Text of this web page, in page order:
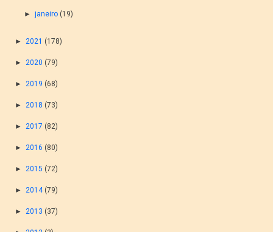
► janeiro (19)
►2021 (178)
►2020 (79)
►2019 (68)
►2018 (73)
►2017 (82)
►2016 (80)
►2015 (72)
►2014 (79)
►2013 (37)